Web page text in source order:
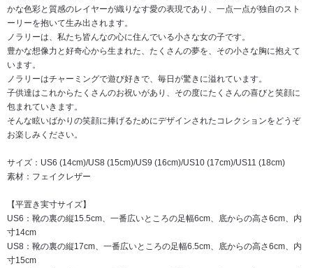
かな色彩と質感のレイヤーが織りなす愛の表現であり、一点一点が独自のスト
ーリーを抱いて生み出されます。
ノラリーは、私たち皆んなの心に住んでいる小さな女の子です。
豊かな想像力と好奇心から生まれた、たくさんの夢を、その小さな胸に抱えて
います。
ノラリーはチャーミングで遊び好きで、毎日が驚きに溢れています。
子供達はこれからたくさんのお祝いがあり、その度にたくさんの喜びと笑顔に
包まれていきます。
そんな眩いばかりの笑顔に捧げるためにデザインされたコレクションをどうぞ
お楽しみください。
サイズ：US6 (14cm)/US8 (15cm)/US9 (16cm)/US10 (17cm)/US11 (18cm)
素材：フェイクレザー
【平置き実寸サイズ】
US6：靴の裏の縦15.5cm、一番広いところの足幅6cm、底からの高さ6cm、内
寸14cm
US8：靴の裏の縦17cm、一番広いところの足幅6.5cm、底からの高さ6cm、内
寸15cm